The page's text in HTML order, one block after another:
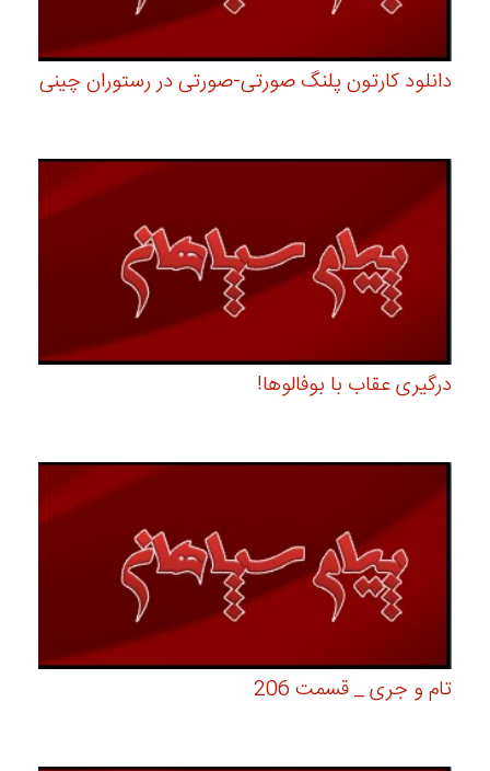
دانلود کارتون پلنگ صورتی-صورتی در رستوران چینی
درگیری عقاب با بوفالوها!
تام و جری _ قسمت 206